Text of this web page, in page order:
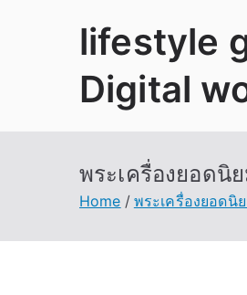
lifestyle
Digital
พระเครื่องยอดนิ
Home พระเครื่องยอดนิ